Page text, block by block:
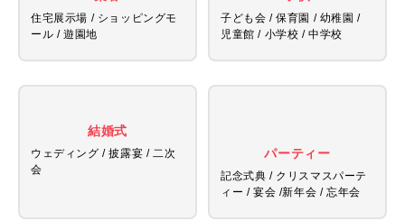
住宅展示場 / ショッピングモ
ール / 遊園地
子ども会 / 保育園 / 幼稚園 /
児童館 / 小学校 / 中学校
結婚式
ウェディング / 披露宴 / 二次
会
パーティー
記念式典 / クリスマスパーテ
ィー / 宴会 /新年会 / 忘年会